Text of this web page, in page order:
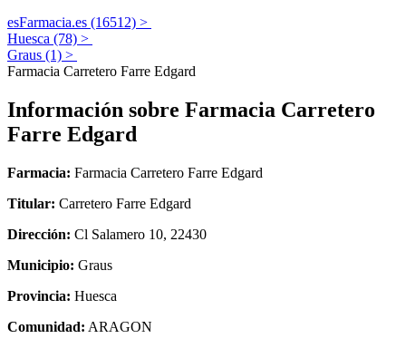
esFarmacia.es (16512) >
Huesca (78) >
Graus (1) >
Farmacia Carretero Farre Edgard
Información sobre Farmacia Carretero
Farre Edgard
Farmacia: Farmacia Carretero Farre Edgard
Titular: Carretero Farre Edgard
Dirección: Cl Salamero 10, 22430
Municipio: Graus
Provincia: Huesca
Comunidad: ARAGON